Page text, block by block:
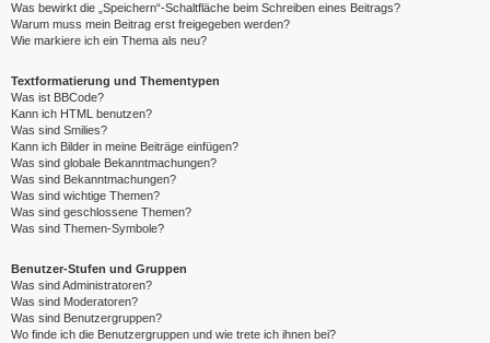
Was bewirkt die „Speichern“-Schaltfläche beim Schreiben eines Beitrags?
Warum muss mein Beitrag erst freigegeben werden?
Wie markiere ich ein Thema als neu?
Textformatierung und Thementypen
Was ist BBCode?
Kann ich HTML benutzen?
Was sind Smilies?
Kann ich Bilder in meine Beiträge einfügen?
Was sind globale Bekanntmachungen?
Was sind Bekanntmachungen?
Was sind wichtige Themen?
Was sind geschlossene Themen?
Was sind Themen-Symbole?
Benutzer-Stufen und Gruppen
Was sind Administratoren?
Was sind Moderatoren?
Was sind Benutzergruppen?
Wo finde ich die Benutzergruppen und wie trete ich ihnen bei?